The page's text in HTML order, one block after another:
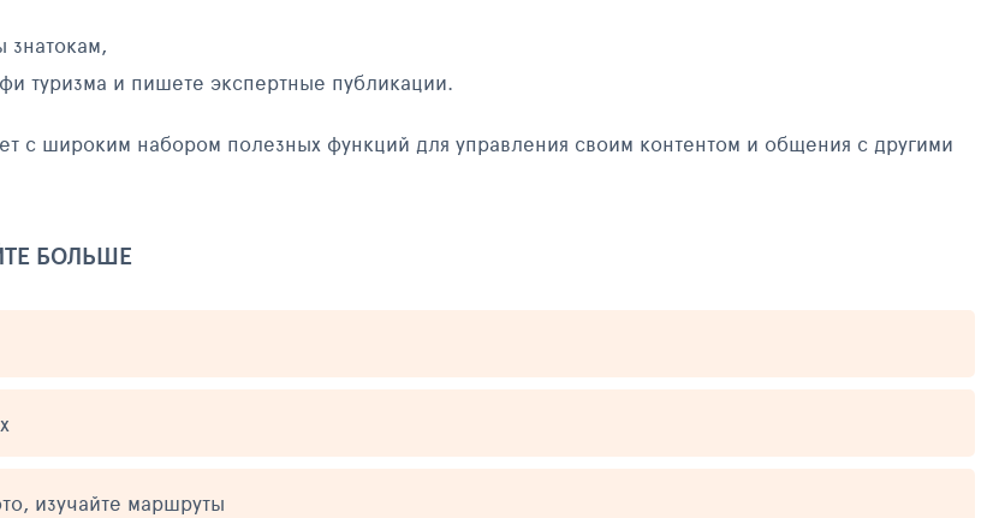
знатокам,
туризма и пишете экспертные публикации.
с широким набором полезных функций для управления своим контентом и общения с другими
БОЛЬШЕ
изучайте маршруты